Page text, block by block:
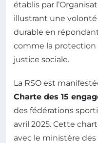
établis par
illustrant une
durable en
comme la protection
justice sociale.
La RSO est
Charte des 15
des fédérations
avril 2025. Cette
avec le ministère